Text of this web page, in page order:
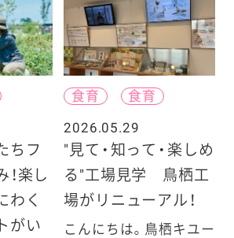
ちフ
楽し
わく
がい
食育
食育
2026.05.29
"見て・知って・楽しめ
る"工場見学 鳥栖工
場がリニューアル！
こんにちは。鳥栖キユー